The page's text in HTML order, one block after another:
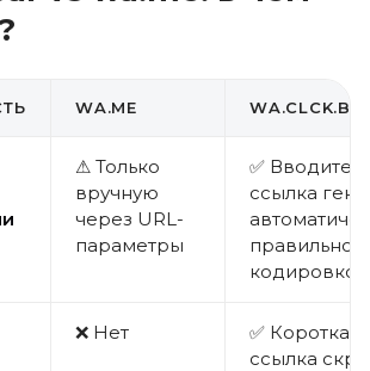
WA.ME
⚠ Только
вручную
через URL-
параметры
✅ Вводите
ссылка
правильной
кодировкой
❌ Нет
✅ Короткая
ссылка